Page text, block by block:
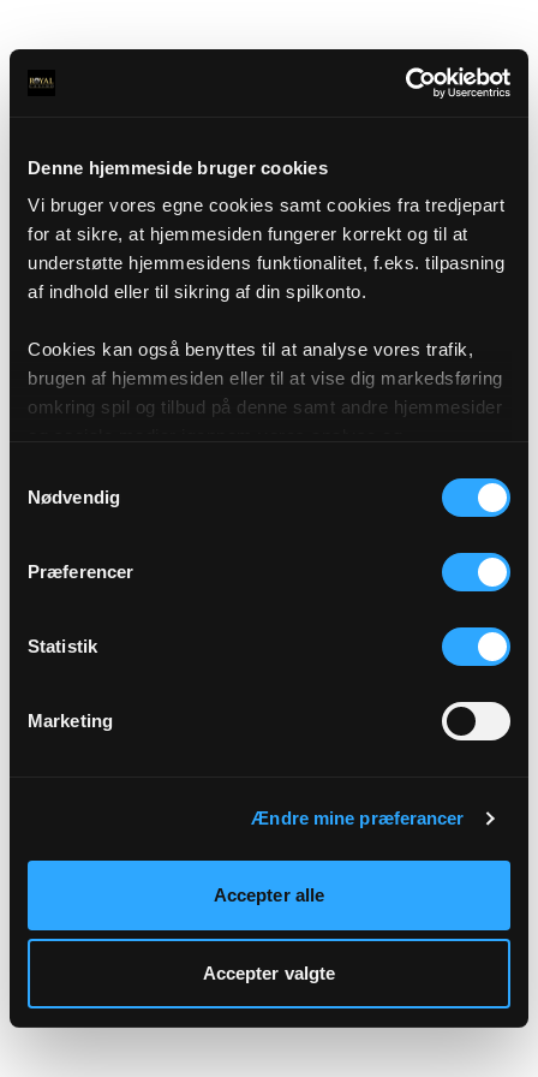
Denne hjemmeside bruger cookies
Vi bruger vores egne cookies samt cookies fra tredjepart
for at sikre, at hjemmesiden fungerer korrekt og til at
understøtte hjemmesidens funktionalitet, f.eks. tilpasning
af indhold eller til sikring af din spilkonto.
Cookies kan også benyttes til at analyse vores trafik,
brugen af hjemmesiden eller til at vise dig markedsføring
omkring spil og tilbud på denne samt andre hjemmesider
af cookies under "Detaljer" eller ved at klikke videre til
vores Cookiepolitik, som du finder i bunden af vores
Nødvendig
Præferencer
Statistik
Marketing
Ændre mine præferancer
Accepter alle
Accepter valgte